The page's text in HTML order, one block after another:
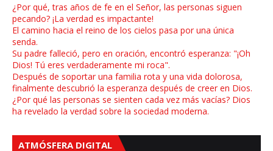
¿Por qué, tras años de fe en el Señor, las personas siguen
pecando? ¡La verdad es impactante!
El camino hacia el reino de los cielos pasa por una única
senda.
Su padre falleció, pero en oración, encontró esperanza: "¡Oh
Dios! Tú eres verdaderamente mi roca".
Después de soportar una familia rota y una vida dolorosa,
finalmente descubrió la esperanza después de creer en Dios.
¿Por qué las personas se sienten cada vez más vacías? Dios
ha revelado la verdad sobre la sociedad moderna.
ATMÓSFERA DIGITAL